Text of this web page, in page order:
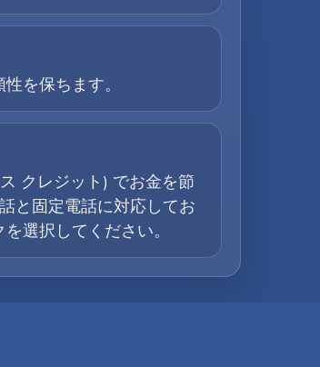
を保ちます。
クレジット) でお金を節
と固定電話に対応してお
選択してください。